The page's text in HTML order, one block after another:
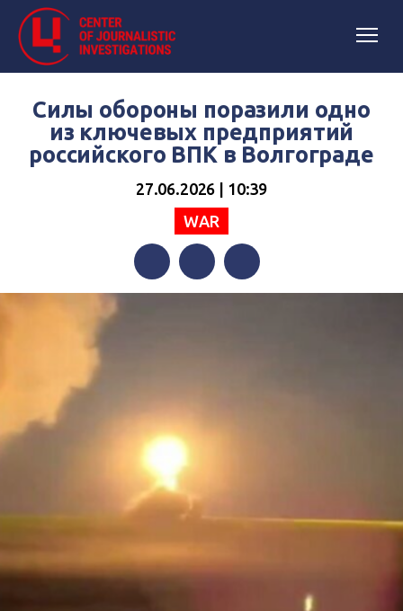
Силы обороны поразили одно
из ключевых предприятий
российского ВПК в Волгограде
27.06.2026 | 10:39
WAR
FacebookTwitterTelegram